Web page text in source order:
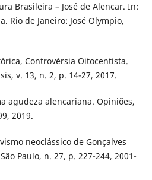
Brasileira – José de Alencar. In:
Rio de Janeiro: José Olympio,
Controvérsia Oitocentista.
v. 13, n. 2, p. 14-27, 2017.
agudeza alencariana. Opiniões,
2019.
neoclássico de Gonçalves
Paulo, n. 27, p. 227-244, 2001-